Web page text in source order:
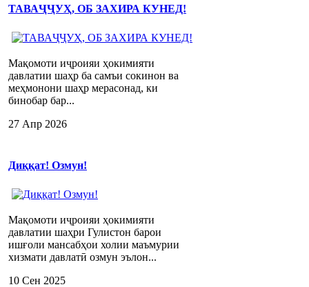
ТАВАҶҶУҲ, ОБ ЗАХИРА КУНЕД!
Мақомоти иҷроияи ҳокимияти
давлатии шаҳр ба самъи сокинон ва
меҳмонони шаҳр мерасонад, ки
бинобар бар...
27 Апр 2026
Диққат! Озмун!
Мақомоти иҷроияи ҳокимияти
давлатии шаҳри Гулистон барои
ишғоли мансабҳои холии маъмурии
хизмати давлатӣ озмун эълон...
10 Сен 2025